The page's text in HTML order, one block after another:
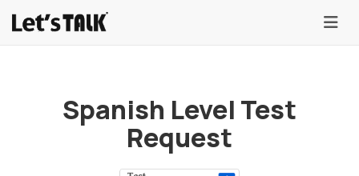
menu
Spanish Level Test
Request